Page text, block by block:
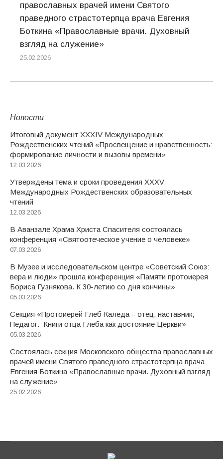
православных врачей имени Святого
праведного страстотерпца врача Евгения
Боткина «Православные врачи. Духовный
взгляд на служение»
25.02.2026
Новости
Итоговый документ XXХIV Международных
Рождественских чтений «Просвещение и нравственность:
формирование личности и вызовы времени»
12.03.2026
Утверждены тема и сроки проведения XXXV
Международных Рождественских образовательных
чтений
12.03.2026
В Аванзале Храма Христа Спасителя состоялась
конференция «Святоотеческое учение о человеке»
07.03.2026
В Музее и исследовательском центре «Советский Союз:
вера и люди» прошла конференция «Памяти протоиерея
Бориса Гузнякова. К 30-летию со дня кончины»
05.03.2026
Секция «Протоиерей Глеб Каледа – отец, наставник,
Педагог. Книги отца Глеба как достояние Церкви»
05.03.2026
Состоялась секция Московского общества православных
врачей имени Святого праведного страстотерпца врача
Евгения Боткина «Православные врачи. Духовный взгляд
на служение»
25.02.2026